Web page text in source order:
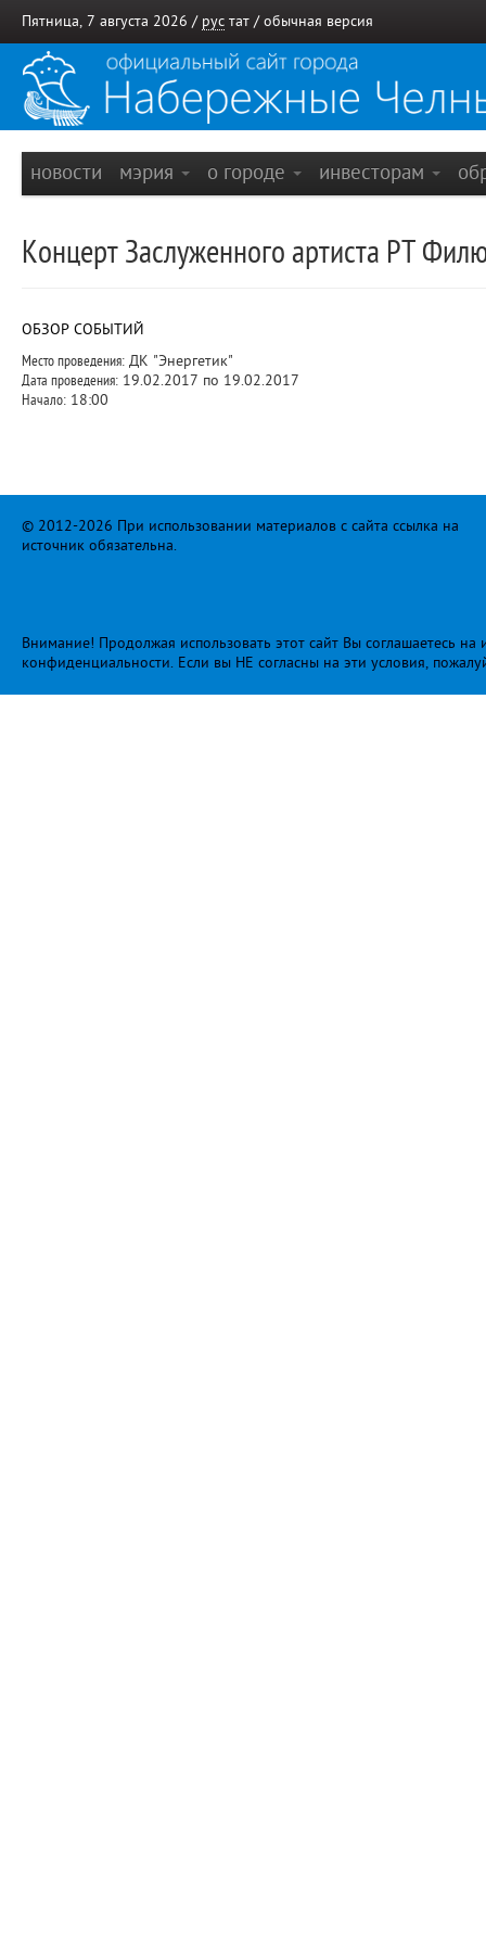
Пятница, 7 августа 2026 / рус тат / обычная версия
новости мэрия о городе инвесторам
Концерт Заслуженного артиста РТ
ОБЗОР СОБЫТИЙ
Место проведения: ДК "Энергетик"
Дата проведения: 19.02.2017 по 19.02.2017
Начало: 18:00
© 2012-2026 При использовании материалов с сайта ссылка на
источник обязательна.
Внимание! Продолжая использовать этот сайт Вы соглашаетесь
конфиденциальности. Если вы НЕ согласны на эти условия,